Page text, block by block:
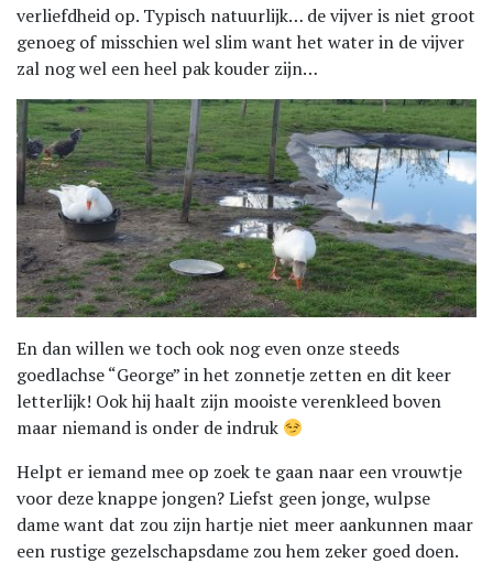
verliefdheid op. Typisch natuurlijk… de vijver is niet groot
genoeg of misschien wel slim want het water in de vijver
zal nog wel een heel pak kouder zijn…
En dan willen we toch ook nog even onze steeds
goedlachse “George” in het zonnetje zetten en dit keer
letterlijk! Ook hij haalt zijn mooiste verenkleed boven
maar niemand is onder de indruk
Helpt er iemand mee op zoek te gaan naar een vrouwtje
voor deze knappe jongen? Liefst geen jonge, wulpse
dame want dat zou zijn hartje niet meer aankunnen maar
een rustige gezelschapsdame zou hem zeker goed doen.